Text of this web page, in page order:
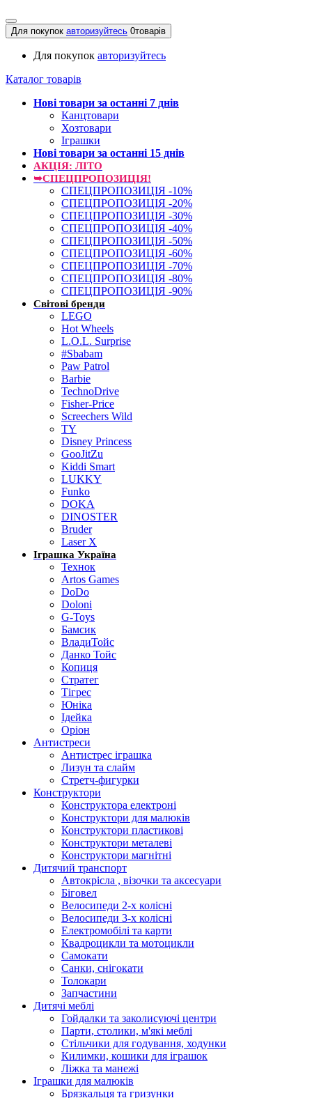
Для покупок авторизуйтесь 0товарів
Для покупок авторизуйтесь
Каталог товарів
Нові товари за останнi 7 днiв
Канцтовари
Хозтовари
Іграшки
Нові товари за останнi 15 днiв
АКЦІЯ: ЛІТО
➥СПЕЦПРОПОЗИЦІЯ!
СПЕЦПРОПОЗИЦІЯ -10%
СПЕЦПРОПОЗИЦІЯ -20%
СПЕЦПРОПОЗИЦІЯ -30%
СПЕЦПРОПОЗИЦІЯ -40%
СПЕЦПРОПОЗИЦІЯ -50%
СПЕЦПРОПОЗИЦІЯ -60%
СПЕЦПРОПОЗИЦІЯ -70%
СПЕЦПРОПОЗИЦІЯ -80%
СПЕЦПРОПОЗИЦІЯ -90%
Світові бренди
LEGO
Hot Wheels
L.O.L. Surprise
#Sbabam
Paw Patrol
Barbie
TechnoDrive
Fisher-Price
Screechers Wild
TY
Disney Princess
GooJitZu
Kiddi Smart
LUKKY
Funko
DOKA
DINOSTER
Bruder
Laser X
Іграшка Україна
Технок
Artos Games
DoDo
Doloni
G-Toys
Бамсик
ВладиТойс
Данко Тойс
Копиця
Стратег
Тігрес
Юніка
Ідейка
Оріон
Антистреси
Антистрес іграшка
Лизун та слайм
Стретч-фигурки
Конструктори
Конструктора електроні
Конструктори для малюків
Конструктори пластикові
Конструктори металеві
Конструктори магнітні
Дитячий транспорт
Автокрісла , візочки та аксесуари
Біговел
Велосипеди 2-х колісні
Велосипеди 3-х колісні
Електромобілі та карти
Квадроцикли та мотоцикли
Самокати
Санки, снігокати
Толокари
Запчастини
Дитячі меблі
Гойдалки та заколисуючі центри
Парти, столики, м'які меблі
Стільчики для годування, ходунки
Килимки, кошики для іграшок
Ліжка та манежі
Іграшки для малюків
Брязкальця та гризунки